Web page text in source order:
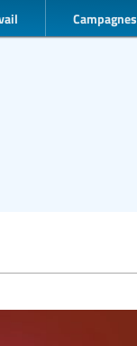
Campagnes